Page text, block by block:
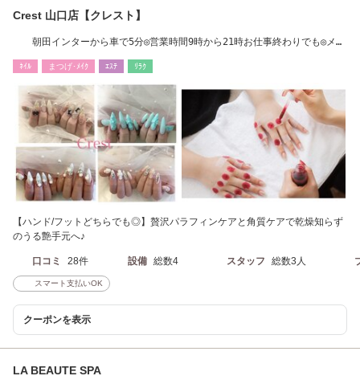
Crest 山口店【クレスト】
朝田インターから車で5分◎営業時間9時から21時お仕事終わりでも◎メン
ﾈｲﾙ まつげ･ﾒｲｸ ｴｽﾃ ﾘﾗｸ
【ハンド/フットどちらでも◎】贅沢パラフィンケアと角質ケアで乾燥知らず
のうる艶手元へ♪
口コミ 28件 設備 総数4 スタッフ 総数3人
スマート支払いOK
クーポンを表示
LA BEAUTE SPA